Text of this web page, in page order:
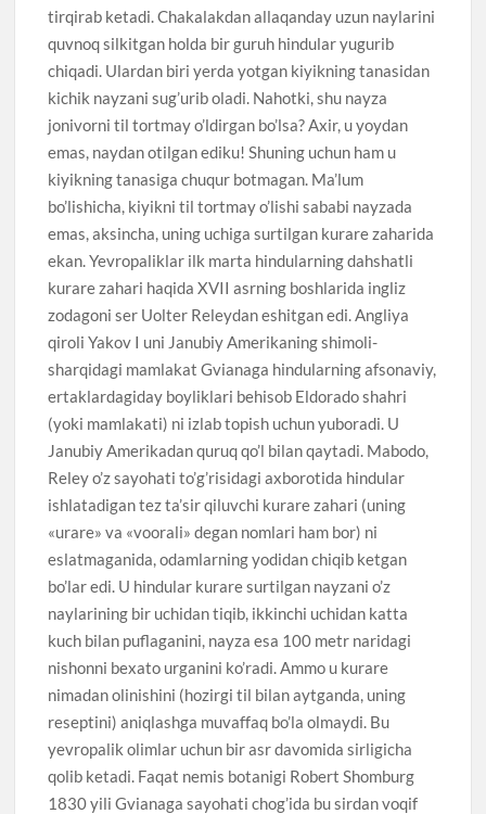
tirqirab ketadi. Chakalakdan allaqanday uzun naylarini
quvnoq silkitgan holda bir guruh hindular yugurib
chiqadi. Ulardan biri yerda yotgan kiyikning tanasidan
kichik nayzani sug’urib oladi. Nahotki, shu nayza
jonivorni til tortmay o’ldirgan bo’lsa? Axir, u yoydan
emas, naydan otilgan ediku! Shuning uchun ham u
kiyikning tanasiga chuqur botmagan. Ma’lum
bo’lishicha, kiyikni til tortmay o’lishi sababi nayzada
emas, aksincha, uning uchiga surtilgan kurare zaharida
ekan. Yevropaliklar ilk marta hindularning dahshatli
kurare zahari haqida XVII asrning boshlarida ingliz
zodagoni ser Uolter Releydan eshitgan edi. Angliya
qiroli Yakov I uni Janubiy Amerikaning shimoli-
sharqidagi mamlakat Gvianaga hindularning afsonaviy,
ertaklardagiday boyliklari behisob Eldorado shahri
(yoki mamlakati) ni izlab topish uchun yuboradi. U
Janubiy Amerikadan quruq qo’l bilan qaytadi. Mabodo,
Reley o’z sayohati to’g’risidagi axborotida hindular
ishlatadigan tez ta’sir qiluvchi kurare zahari (uning
«urare» va «voorali» degan nomlari ham bor) ni
eslatmaganida, odamlarning yodidan chiqib ketgan
bo’lar edi. U hindular kurare surtilgan nayzani o’z
naylarining bir uchidan tiqib, ikkinchi uchidan katta
kuch bilan puflaganini, nayza esa 100 metr naridagi
nishonni bexato urganini ko’radi. Ammo u kurare
nimadan olinishini (hozirgi til bilan aytganda, uning
reseptini) aniqlashga muvaffaq bo’la olmaydi. Bu
yevropalik olimlar uchun bir asr davomida sirligicha
qolib ketadi. Faqat nemis botanigi Robert Shomburg
1830 yili Gvianaga sayohati chog’ida bu sirdan voqif